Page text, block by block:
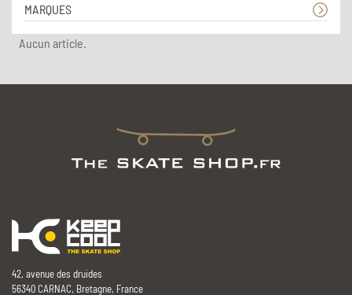
MARQUES
Aucun article.
42, avenue des druides
56340 CARNAC, Bretagne, France